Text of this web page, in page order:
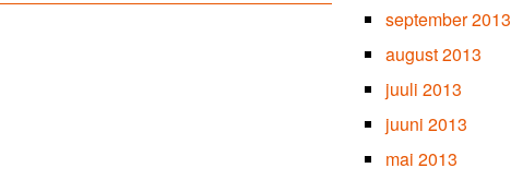
september 2013
august 2013
juuli 2013
juuni 2013
mai 2013